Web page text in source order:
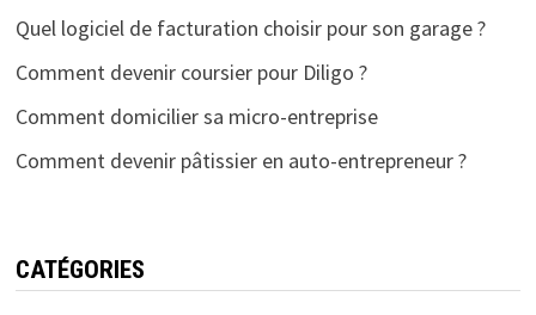
Quel logiciel de facturation choisir pour son garage ?
Comment devenir coursier pour Diligo ?
Comment domicilier sa micro-entreprise
Comment devenir pâtissier en auto-entrepreneur ?
CATÉGORIES